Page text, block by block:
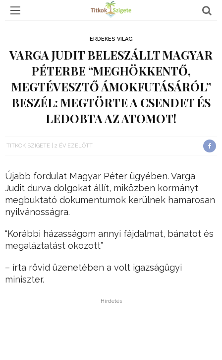
ÉRDEKES VILÁG
VARGA JUDIT BELESZÁLLT MAGYAR
PÉTERBE “MEGHÖKKENTŐ,
MEGTÉVESZTŐ ÁMOKFUTÁSÁRÓL”
BESZÉL: MEGTÖRTE A CSENDET ÉS
LEDOBTA AZ ATOMOT!
TITKOK SZIGETE 2 ÉV EZELŐTT
Újabb fordulat Magyar Péter ügyében. Varga
Judit durva dolgokat állít, miközben kormányt
megbuktató dokumentumok kerülnek hamarosan
nyilvánosságra.
“Korábbi házasságom annyi fájdalmat, bánatot és
megaláztatást okozott”
– írta rövid üzenetében a volt igazságügyi
miniszter.
Hirdetés